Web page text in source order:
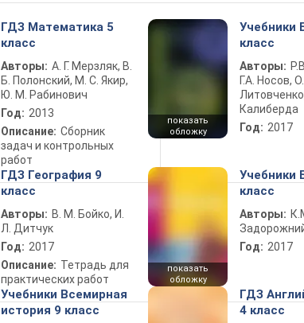
ГДЗ Математика 5
класс
Авторы: А. Г. Мерзляк, В.
Б. Полонский, М. С. Якир,
Ю. М. Рабинович
Год: 2013
Описание: Сборник
задач и контрольных
работ
показать
обложку
Учебники
класс
Авторы:
Г.А. Носов,
Калиберда
Год: 2017
ГДЗ География 9
класс
Авторы: В. М. Бойко, И.
Л. Дитчук
Год: 2017
Описание: Тетрадь для
практических работ
показать
обложку
Учебники
класс
Авторы:
Год: 2017
Учебники Всемирная
история 9 класс
ГДЗ
4 класс